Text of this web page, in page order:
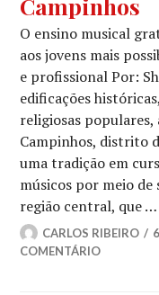
O ensino musical
aos jovens mais
e profissional Por:
edificações
religiosas populares,
Campinhos, distrito
uma tradição em
músicos por meio de
região central, que …
CARLOS RIBEIRO
COMENTÁRIO